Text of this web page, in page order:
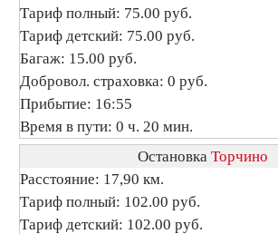
Тариф полный: 75.00 руб.
Тариф детский: 75.00 руб.
Багаж: 15.00 руб.
Добровол. страховка: 0 руб.
Прибытие: 16:55
Время в пути: 0 ч. 20 мин.
Остановка Торчино
Расстояние: 17,90 км.
Тариф полный: 102.00 руб.
Тариф детский: 102.00 руб.